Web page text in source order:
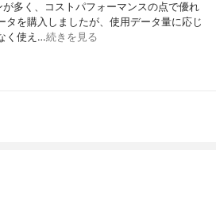
多く、コストパフォーマンスの点で優れ
タを購入しましたが、使用データ量に応じ
く使え…続きを見る